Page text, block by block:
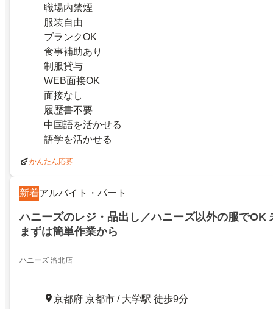
職場内禁煙
服装自由
ブランクOK
食事補助あり
制服貸与
WEB面接OK
面接なし
履歴書不要
中国語を活かせる
語学を活かせる
かんたん応募
新着アルバイト・パート
ハニーズのレジ・品出し／ハニーズ以外の服でOK
まずは簡単作業から
ハニーズ 洛北店
京都府 京都市 / 大学駅 徒歩9分